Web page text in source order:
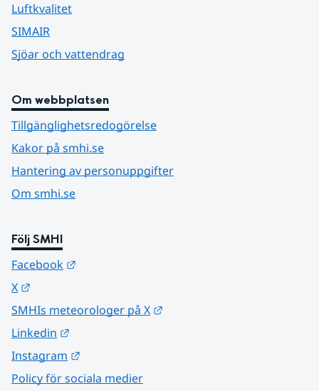
Luftkvalitet
SIMAIR
Sjöar och vattendrag
Om webbplatsen
Tillgänglighetsredogörelse
Kakor på smhi.se
Hantering av personuppgifter
Om smhi.se
Följ SMHI
Facebook
X
SMHIs meteorologer på X
Linkedin
Instagram
Policy för sociala medier